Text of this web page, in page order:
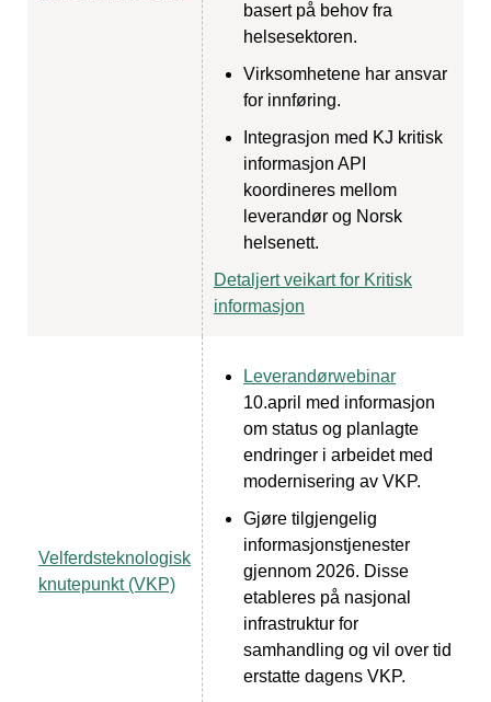
basert på behov fra
helsesektoren.
Virksomhetene har ansvar
for innføring.
Integrasjon med KJ kritisk
informasjon API
koordineres mellom
leverandør og Norsk
helsenett.
Detaljert veikart for Kritisk
informasjon
Velferdsteknologisk
knutepunkt (VKP)
Leverandørwebinar
10.april med informasjon
om status og planlagte
endringer i arbeidet med
modernisering av VKP.
Gjøre tilgjengelig
informasjonstjenester
gjennom 2026. Disse
etableres på nasjonal
infrastruktur for
samhandling og vil over tid
erstatte dagens VKP.